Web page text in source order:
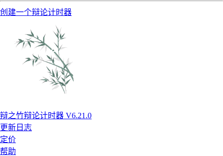
创建一个辩论计时器
辩之竹辩论计时器 V6.21.0
更新日志
定价
帮助